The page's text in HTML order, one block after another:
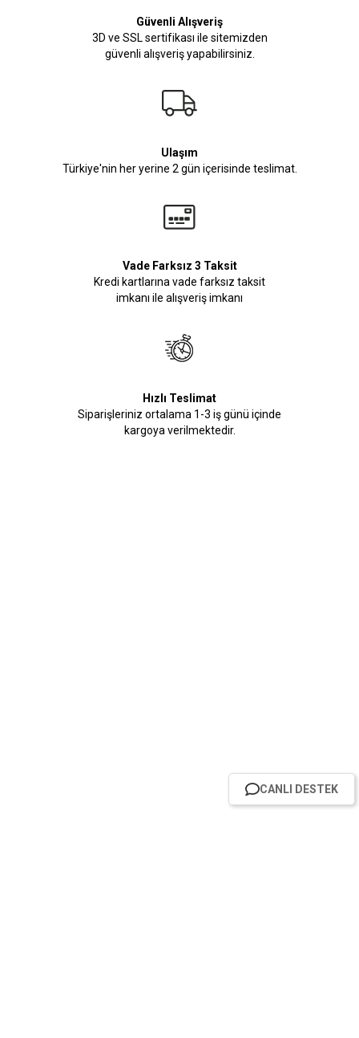
Güvenli Alışveriş
3D ve SSL sertifikası ile sitemizden
güvenli alışveriş yapabilirsiniz.
Ulaşım
Türkiye'nin her yerine 2 gün içerisinde teslimat.
Vade Farksız 3 Taksit
Kredi kartlarına vade farksız taksit
imkanı ile alışveriş imkanı
Hızlı Teslimat
Siparişleriniz ortalama 1-3 iş günü içinde
kargoya verilmektedir.
CANLI DESTEK